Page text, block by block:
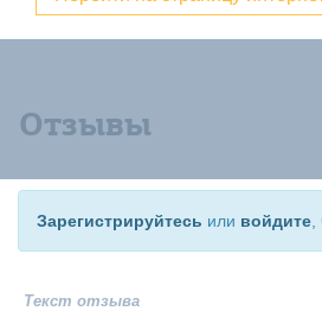
Отзывы
Зарегистрируйтесь или войдите
Текст отзыва